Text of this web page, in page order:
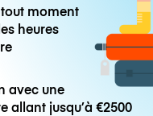
moment
heures
avec une
allant jusqu’à€2500